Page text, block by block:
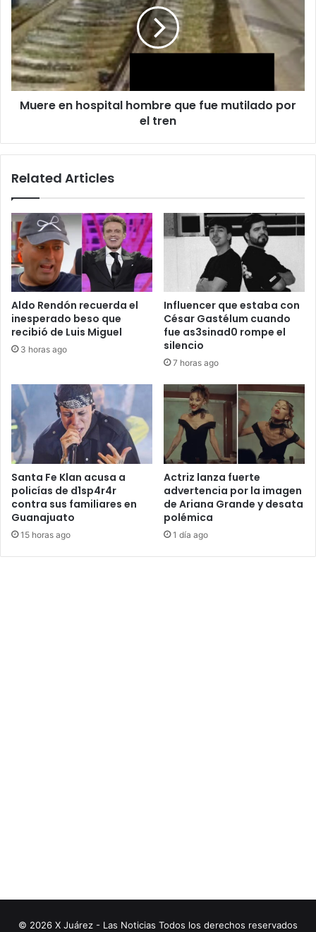
hombre
que
fue
mutilado
por
el
tren
Muere en hospital hombre que fue mutilado por
el tren
Related Articles
Aldo Rendón recuerda el
inesperado beso que
recibió de Luis Miguel
3 horas ago
Influencer que estaba con
César Gastélum cuando
fue as3sinad0 rompe el
silencio
7 horas ago
Santa Fe Klan acusa a
policías de d1sp4r4r
contra sus familiares en
Guanajuato
15 horas ago
Actriz lanza fuerte
advertencia por la imagen
de Ariana Grande y desata
polémica
1 día ago
© 2026 X Juárez - Las Noticias Todos los derechos reservados